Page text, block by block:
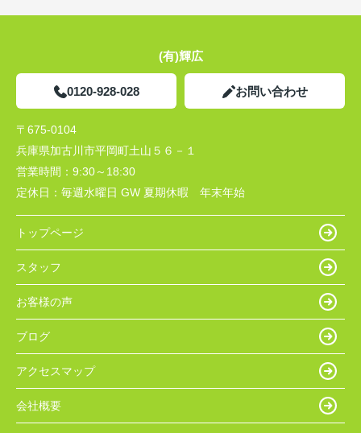
(有)輝広
0120-928-028 お問い合わせ
〒675-0104
兵庫県加古川市平岡町土山５６－１
営業時間： 9:30～18:30
定休日： 毎週水曜日 GW 夏期休暇 年末年始
トップページ
スタッフ
お客様の声
ブログ
アクセスマップ
会社概要